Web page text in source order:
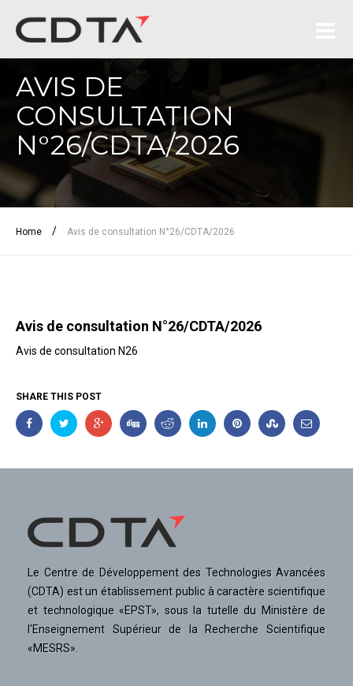
AVIS DE
CONSULTATION
N°26/CDTA/2026
Home / Avis de consultation N°26/CDTA/2026
Avis de consultation N°26/CDTA/2026
Avis de consultation N26
SHARE THIS POST
Le Centre de Développement des Technologies Avancées
(CDTA) est un établissement public à caractère scientifique
et technologique «EPST», sous la tutelle du Ministère de
l'Enseignement Supérieur de la Recherche Scientifique
«MESRS».